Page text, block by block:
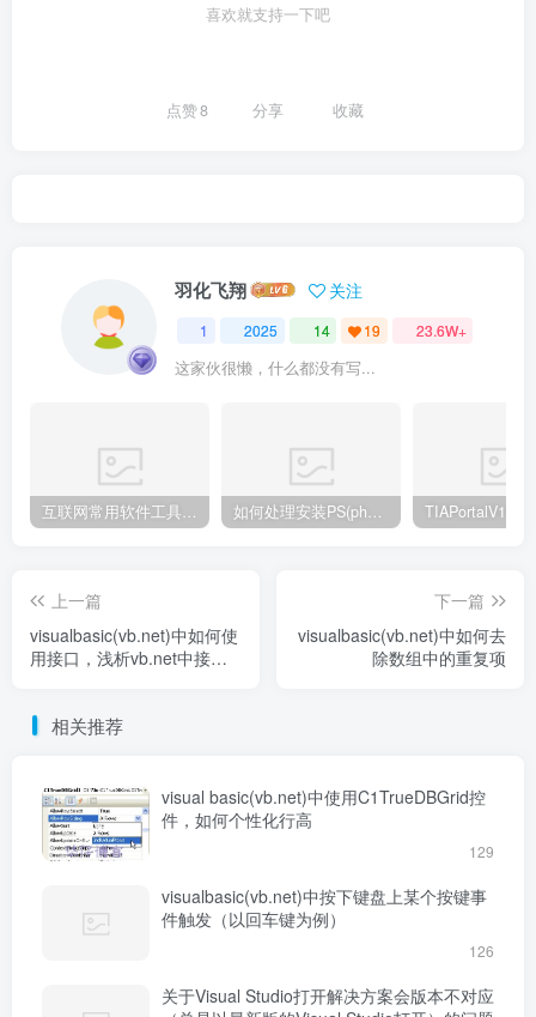
喜欢就支持一下吧
点赞8 分享 收藏
羽化飞翔 关注
1 2025 14 19 23.6W+
这家伙很懒，什么都没有写...
互联网常用软件工具资源汇总贴 如何处理安装PS(photoshop cc2018) 时，提示系统或者IE浏览器需要升级
上一篇
visualbasic(vb.net)中如何使
用接口，浅析vb.net中接口
下一篇
visualbasic(vb.net)中如何去
除数组中的重复项
相关推荐
visual basic(vb.net)中使用C1TrueDBGrid控
件，如何个性化行高
129
visualbasic(vb.net)中按下键盘上某个按键事
件触发（以回车键为例）
126
关于Visual Studio打开解决方案会版本不对应